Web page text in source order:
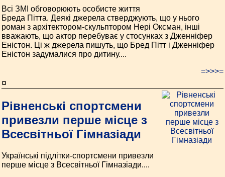
Всі ЗМІ обговорюють особисте життя
Бреда Пітта. Деякі джерела стверджують, що у нього
роман з архітектором-скульптором Нері Оксман, інші
вважають, що актор перебуває у стосунках з Дженніфер
Еністон. Ці ж джерела пишуть, що Бред Пітт і Дженніфер
Еністон задумалися про дитину....
=>>>=
¤
Рівненські спортсмени
привезли перше місце з
Всесвітньої Гімназіади
Українські підлітки-спортсмени привезли
перше місце з Всесвітньої Гімназіади....